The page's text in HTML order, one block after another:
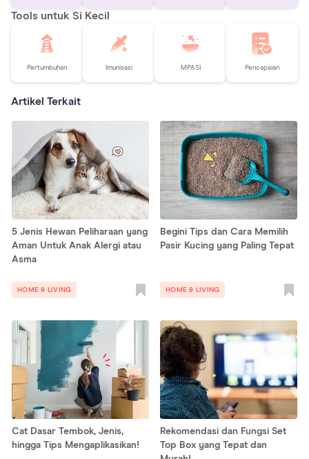
Tools untuk Si Kecil
Pertumbuhan Imunisasi MPASI Pencapaian
Artikel Terkait
5 Jenis Hewan Peliharaan yang
Aman Untuk Anak Alergi atau
Asma
HOME & LIVING
Begini Tips dan Cara Memilih
Pasir Kucing yang Paling Tepat
HOME & LIVING
Cat Dasar Tembok, Jenis,
hingga Tips Mengaplikasikan!
Rekomendasi dan Fungsi Set
Top Box yang Tepat dan